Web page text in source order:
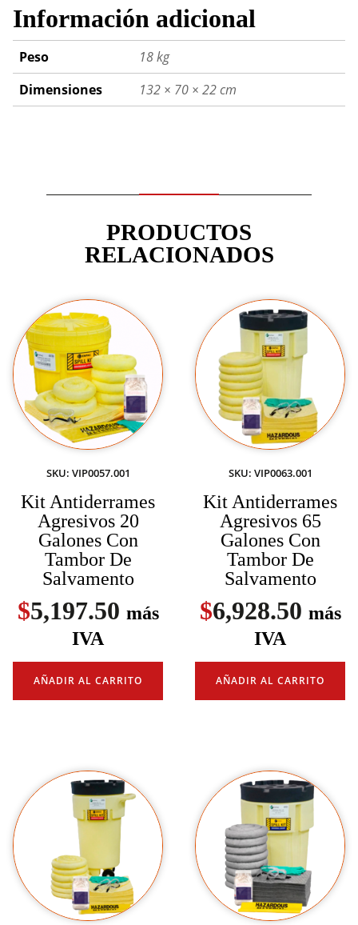
Información adicional
Peso
18 kg
Dimensiones
132 × 70 × 22 cm
PRODUCTOS
RELACIONADOS
SKU: VIP0057.001
Kit Antiderrames
Agresivos 20
Galones Con
Tambor De
Salvamento
$5,197.50 más
IVA
AÑADIR AL CARRITO
SKU: VIP0063.001
Kit Antiderrames
Agresivos 65
Galones Con
Tambor De
Salvamento
$6,928.50 más
IVA
AÑADIR AL CARRITO